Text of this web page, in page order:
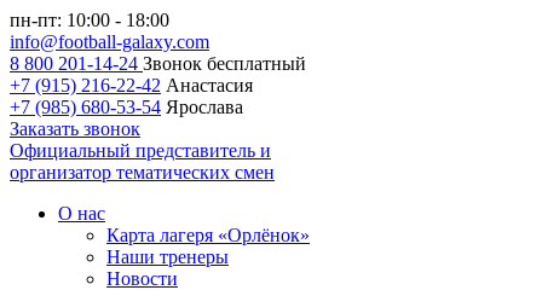
пн-пт: 10:00 - 18:00
info@football-galaxy.com
8 800 201-14-24 Звонок бесплатный
+7 (915) 216-22-42 Анастасия
+7 (985) 680-53-54 Ярослава
Заказать звонок
Официальный представитель и
организатор тематических смен
О нас
Карта лагеря «Орлёнок»
Наши тренеры
Новости